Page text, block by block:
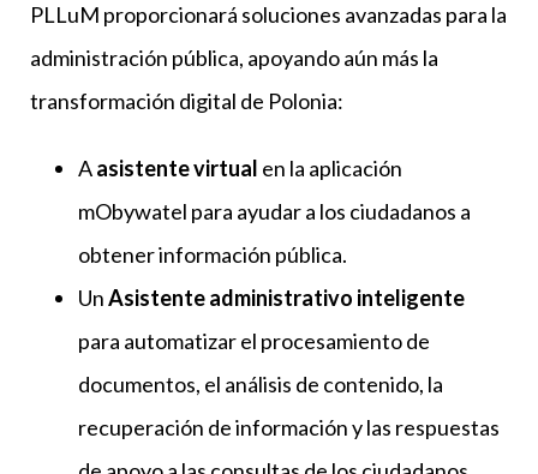
PLLuM proporcionará soluciones avanzadas para la
administración pública, apoyando aún más la
transformación digital de Polonia:
Aasistente virtual en la aplicación
mObywatel para ayudar a los ciudadanos a
obtener información pública.
UnAsistente administrativo inteligente
para automatizar el procesamiento de
documentos, el análisis de contenido, la
recuperación de información y las respuestas